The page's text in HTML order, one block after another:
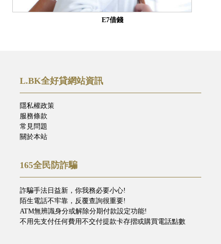
E7借錢
L.BK全好貸網站資訊
隱私權政策
服務條款
常見問題
關於本站
165全民防詐騙
詐騙手法日益新，你我務必要小心!
陌生電話不牢靠，反覆查詢很重要!
ATM無辨識身分或解除分期付款設定功能!
不用先支付任何費用不交付提款卡存摺或購買電話點數